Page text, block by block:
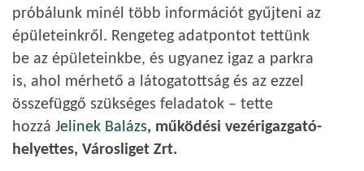
próbálunk minél több információt gyűjteni az
épületeinkről. Rengeteg adatpontot tettünk
be az épületeinkbe, és ugyanez igaz a parkra
is, ahol mérhető a látogatottság és az ezzel
összefüggő szükséges feladatok – tette
hozzá Jelinek Balázs, működési vezérigazgató-
helyettes, Városliget Zrt.